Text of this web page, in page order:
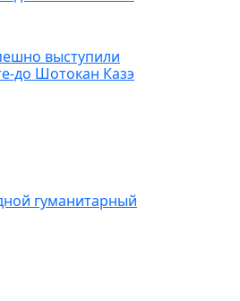
выступили
до Шотокан Казэ
гуманитарный